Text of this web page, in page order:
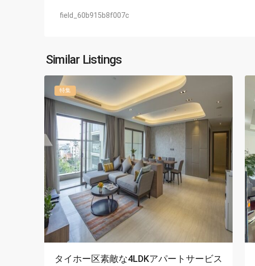
field_60b915b8f007c
Similar Listings
Ho
Lake
Hanoi
特集
タイホー区素敵な4LDKアパートサービス